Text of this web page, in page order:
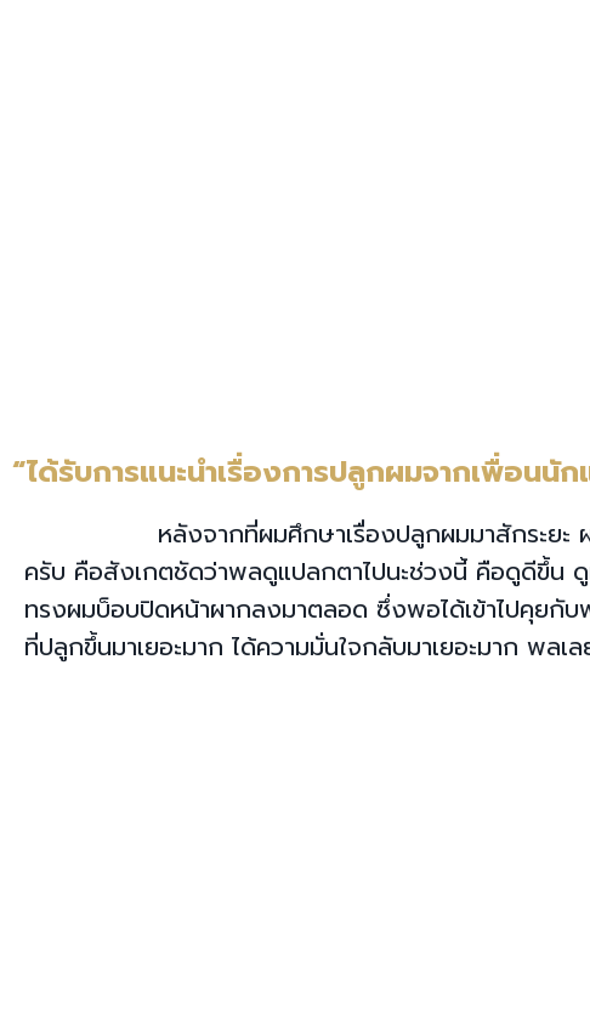
“ได้รับการแนะนำเรื่องการปลูกผมจากเพื่อ
หลังจากที่ผมศึกษาเรื่องปลูกผมมาสักระย
ครับ คือสังเกตชัดว่าพลดูแปลกตาไปนะช่วงนี้ คือดูดีขึ้น
ทรงผมบ็อบปิดหน้าผากลงมาตลอด ซึ่งพอได้เข้าไปคุยกับ
ที่ปลูกขึ้นมาเยอะมาก ได้ความมั่นใจกลับมาเยอะมาก พล